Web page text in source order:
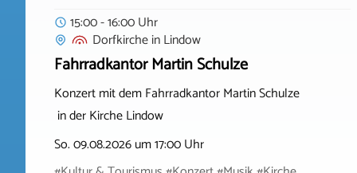
15:00 - 16:00 Uhr
DorfkircheinLindow
Fahrradkantor Martin Schulze
Konzert mit dem Fahrradkantor Martin Schulze
in der Kirche Lindow
So. 09.08.2026 um 17:00 Uhr